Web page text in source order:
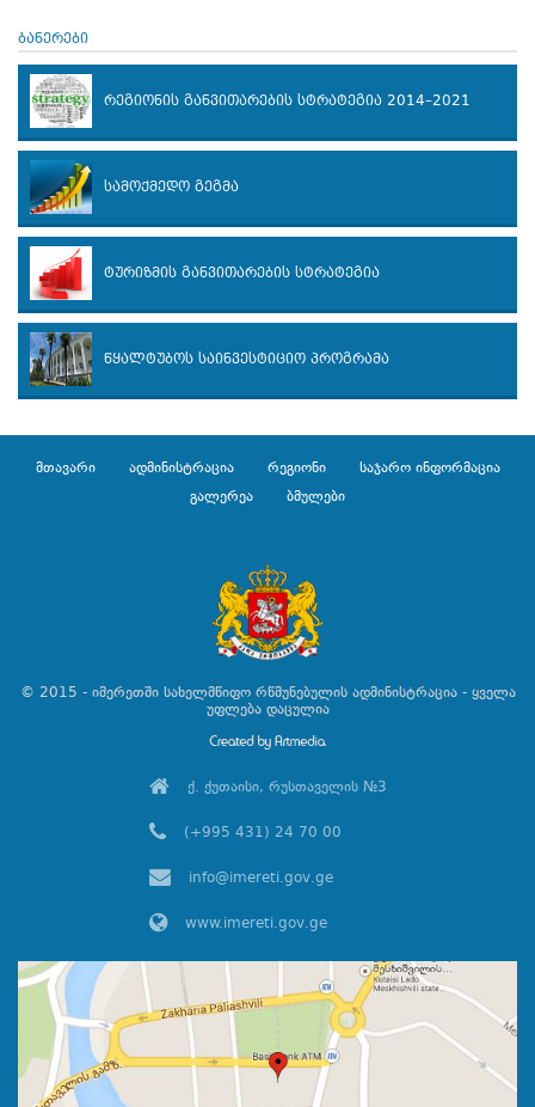
ბანერები
რეგიონის განვითარების სტრატეგია 2014–2021
სამოქმედო გეგმა
ტურიზმის განვითარების სტრატეგია
წყალტუბოს საინვესტიციო პროგრამა
მთავარი ადმინისტრაცია რეგიონი
საჯარო ინფორმაცია
გალერეა
ბმულები
© 2015 - იმერეთში სახელმწიფო რწმუნებულის ადმინისტრაცია - ყველა
უფლება დაცულია
ქ. ქუთაისი, რუსთაველის №3
(+995 431) 24 70 00
info@imereti.gov.ge
www.imereti.gov.ge